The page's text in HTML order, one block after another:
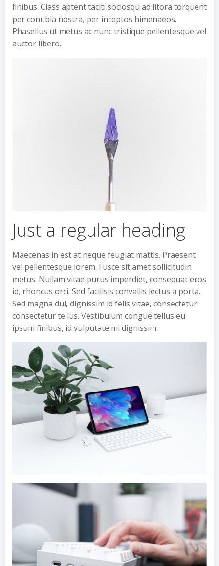
finibus. Class aptent taciti sociosqu ad litora torquent
per conubia nostra, per inceptos himenaeos.
Phasellus ut metus ac nunc tristique pellentesque vel
auctor libero.
Just a regular heading
Maecenas in est at neque feugiat mattis. Praesent
vel pellentesque lorem. Fusce sit amet sollicitudin
metus. Nullam vitae purus imperdiet, consequat eros
id, rhoncus orci. Sed facilisis convallis lectus a porta.
Sed magna dui, dignissim id felis vitae, consectetur
consectetur tellus. Vestibulum congue tellus eu
ipsum finibus, id vulputate mi dignissim.